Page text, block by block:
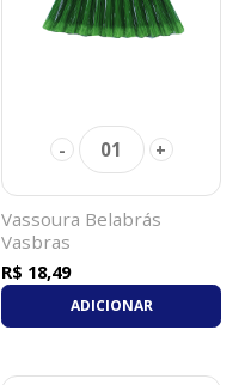
- 01 +
Vassoura Belabrás
Vasbras
R$ 18,49
ADICIONAR